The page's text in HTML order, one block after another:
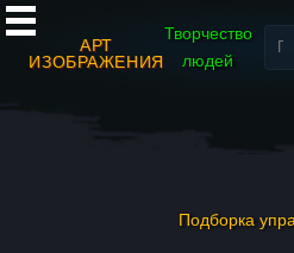
АРТ
ИЗОБРАЖЕНИЯ
Творчество
людей
Подборка